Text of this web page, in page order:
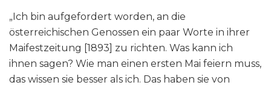
„Ich bin aufgefordert worden, an die
österreichischen Genossen ein paar Worte in ihrer
Maifestzeitung [1893] zu richten. Was kann ich
ihnen sagen? Wie man einen ersten Mai feiern muss,
das wissen sie besser als ich. Das haben sie von